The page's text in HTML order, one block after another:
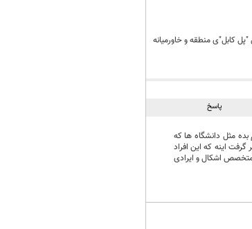
کابل"ی منطقه و خاورمیانه
پاسخ
بده مثل دانشگاه ها که
اینه که این افراد
اشکال و ایرادی